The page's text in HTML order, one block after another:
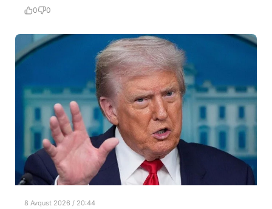
0 0
8 Avqust 2026 / 20:44